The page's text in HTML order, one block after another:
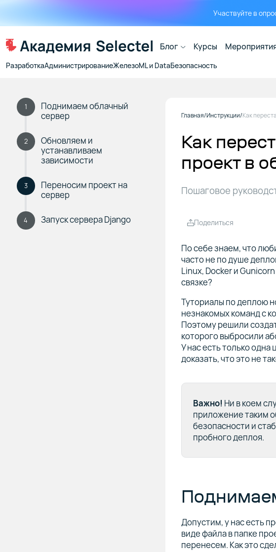
Участвуйте в
Блог Курсы
РазработкаАдминистрированиеЖелезоML и DataБезопасность
1
Поднимаем облачный
сервер
2
Обновляем и
устанавливаем
зависимости
3
Переносим проект на
сервер
4 Запуск сервера Django
Главная Инструкции
Как
проект в
Пошаговое
Поделиться
По себе знаем, что
часто не по душе
Linux, Docker и
связке?
Туториалы по деплою
незнакомых команд с
Поэтому решили
которого выбросили
У нас есть только
доказать, что это не
Важно! Ни в коем
приложение таким
безопасности и
пробного деплоя.
Допустим, у нас есть
виде файла в папке
перенесем. Как это